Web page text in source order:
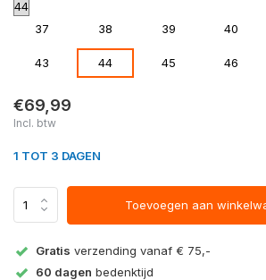
37 38 39 40
43 44 45 46
€69,99
Incl. btw
1 TOT 3 DAGEN
Toevoegen aan
Gratis verzending vanaf € 75,-
60 dagen bedenktijd